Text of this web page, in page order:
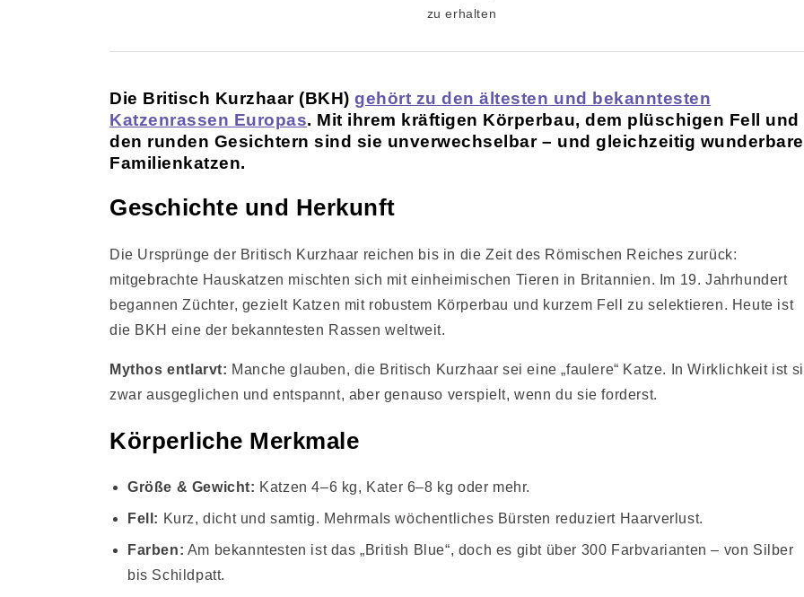
zu erhalten
Die Britisch Kurzhaar (BKH)gehört zu den ältesten und bekanntesten
Katzenrassen Europas. Mit ihrem kräftigen Körperbau, dem plüschigen Fell und
den runden Gesichtern sind sie unverwechselbar – und gleichzeitig wunderbare
Familienkatzen.
Geschichte und Herkunft
Die Ursprünge der Britisch Kurzhaar reichen bis in die Zeit des Römischen Reiches zurück:
mitgebrachte Hauskatzen mischten sich mit einheimischen Tieren in Britannien. Im 19. Jahrhundert
begannen Züchter, gezielt Katzen mit robustem Körperbau und kurzem Fell zu selektieren. Heute ist
die BKH eine der bekanntesten Rassen weltweit.
Mythos entlarvt: Manche glauben, die Britisch Kurzhaar sei eine „faulere“ Katze. In Wirklichkeit ist
zwar ausgeglichen und entspannt, aber genauso verspielt, wenn du sie forderst.
Körperliche Merkmale
Größe & Gewicht: Katzen 4–6 kg, Kater 6–8 kg oder mehr.
Fell: Kurz, dicht und samtig. Mehrmals wöchentliches Bürsten reduziert Haarverlust.
Farben: Am bekanntesten ist das „British Blue“, doch es gibt über 300 Farbvarianten – von Silber
bis Schildpatt.